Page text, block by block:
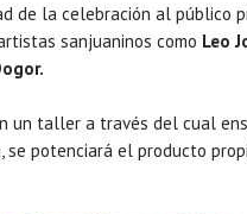
de la celebración al público
sanjuaninos como Leo
un taller a través del cual
se potenciará el producto